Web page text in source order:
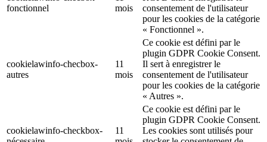
fonctionnel
mois
consentement de l'utilisateur
pour les cookies de la catégorie
« Fonctionnel ».
cookielawinfo-checbox-
autres
11
mois
Ce cookie est défini par le
plugin GDPR Cookie Consent.
Il sert à enregistrer le
consentement de l'utilisateur
pour les cookies de la catégorie
« Autres ».
cookielawinfo-checkbox-
11
Ce cookie est défini par le
plugin GDPR Cookie Consent.
Les cookies sont utilisés pour